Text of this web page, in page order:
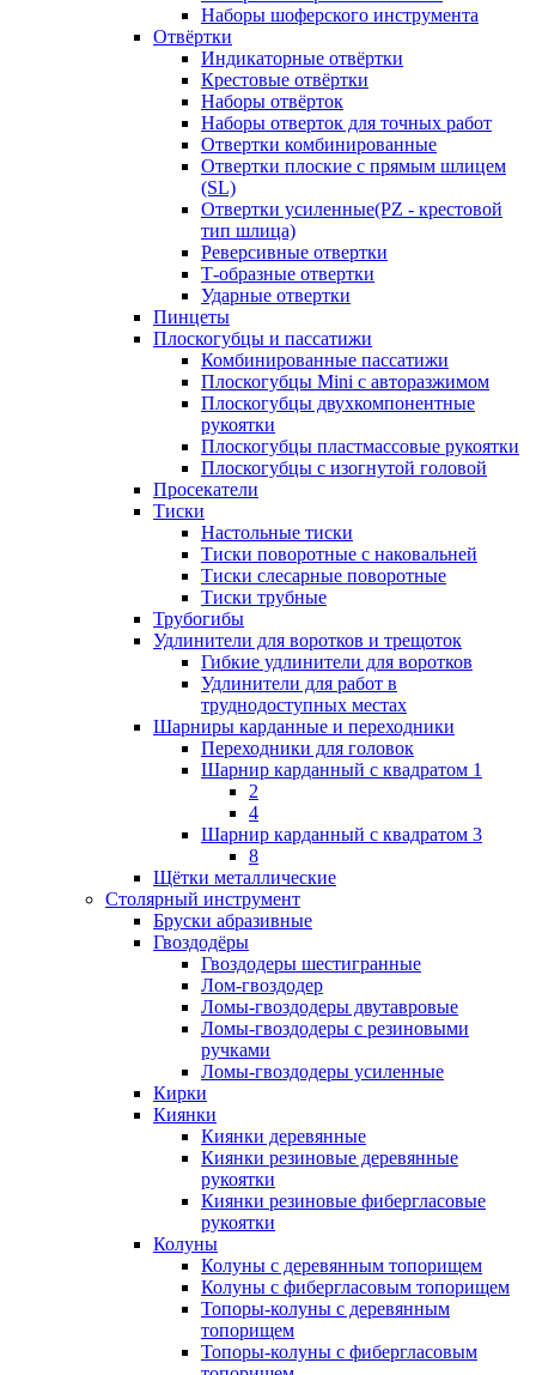
Наборы шоферского инструмента
Отвёртки
Индикаторные отвёртки
Крестовые отвёртки
Наборы отвёрток
Наборы отверток для точных работ
Отвертки комбинированные
Отвертки плоские с прямым шлицем
(SL)
Отвертки усиленные(PZ - крестовой
тип шлица)
Реверсивные отвертки
Т-образные отвертки
Ударные отвертки
Пинцеты
Плоскогубцы и пассатижи
Комбинированные пассатижи
Плоскогубцы Mini с авторазжимом
Плоскогубцы двухкомпонентные
рукоятки
Плоскогубцы пластмассовые рукоятки
Плоскогубцы с изогнутой головой
Просекатели
Тиски
Настольные тиски
Тиски поворотные с наковальней
Тиски слесарные поворотные
Тиски трубные
Трубогибы
Удлинители для воротков и трещоток
Гибкие удлинители для воротков
Удлинители для работ в
труднодоступных местах
Шарниры карданные и переходники
Переходники для головок
Шарнир карданный с квадратом 1
2
4
Шарнир карданный с квадратом 3
8
Щётки металлические
Столярный инструмент
Бруски абразивные
Гвоздодёры
Гвоздодеры шестигранные
Лом-гвоздодер
Ломы-гвоздодеры двутавровые
Ломы-гвоздодеры с резиновыми
ручками
Ломы-гвоздодеры усиленные
Кирки
Киянки
Киянки деревянные
Киянки резиновые деревянные
рукоятки
Киянки резиновые фибергласовые
рукоятки
Колуны
Колуны с деревянным топорищем
Колуны с фибергласовым топорищем
Топоры-колуны с деревянным
топорищем
Топоры-колуны с фибергласовым